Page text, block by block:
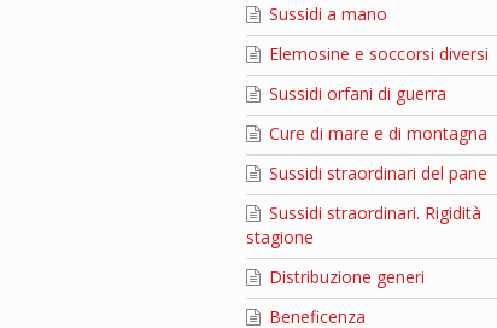
Sussidi a mano
Elemosine e soccorsi diversi
Sussidi orfani di guerra
Cure di mare e di montagna
Sussidi straordinari del pane
Sussidi straordinari. Rigidità
stagione
Distribuzione generi
Beneficenza